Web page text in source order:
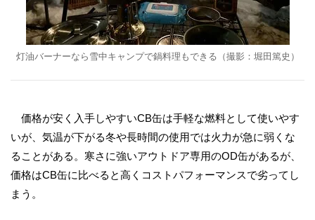
灯油バーナーなら雪中キャンプで鍋料理もできる（撮影：堀田篤史）
価格が安く入手しやすいCB缶は手軽な燃料として使いやす
いが、気温が下がる冬や長時間の使用では火力が急に弱くな
ることがある。寒さに強いアウトドア専用のOD缶があるが、
価格はCB缶に比べると高くコストパフォーマンスで劣ってし
まう。